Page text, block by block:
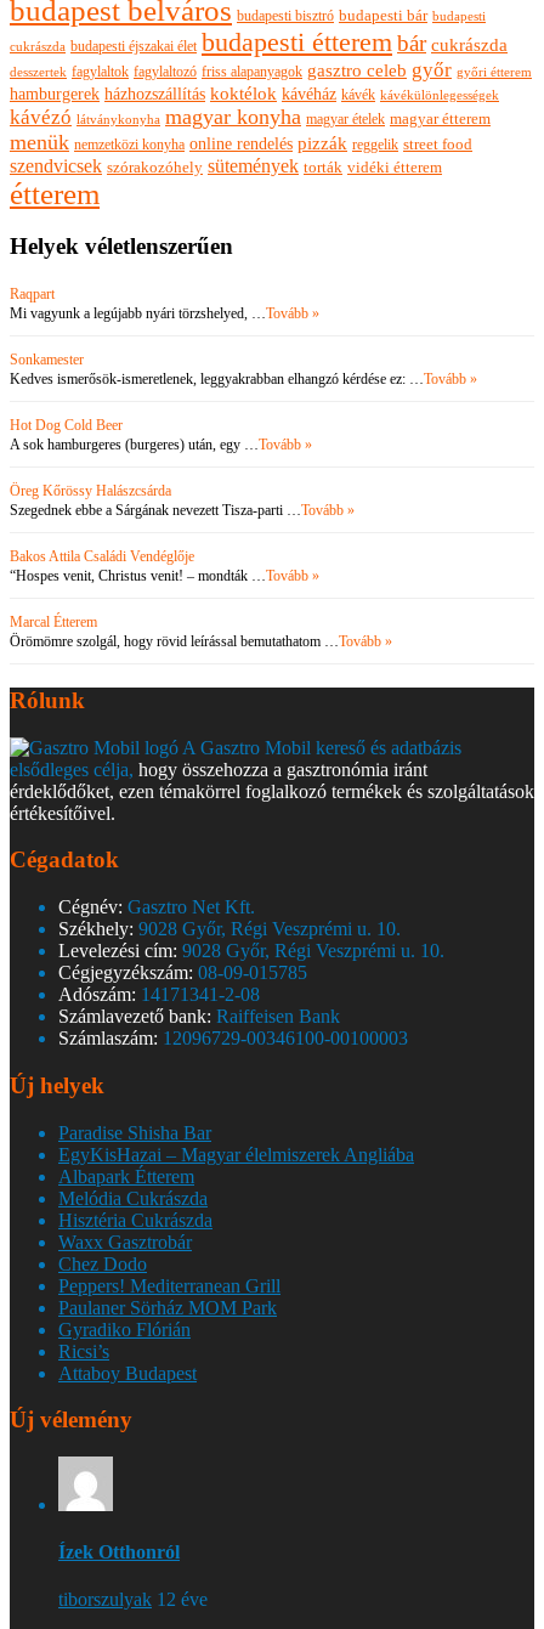
budapest belváros budapesti bisztró budapesti bár budapesti
cukrászda budapesti éjszakai élet budapesti étterem bár cukrászda
desszertek fagylaltok fagylaltozó friss alapanyagok gasztro celeb győr győri étterem
hamburgerek házhozszállítás koktélok kávéház kávék kávékülönlegességek
kávézó látványkonyha magyar konyha magyar ételek magyar étterem
menük nemzetközi konyha online rendelés pizzák reggelik street food
szendvicsek szórakozóhely sütemények torták vidéki étterem
étterem
Helyek véletlenszerűen
Raqpart
Mi vagyunk a legújabb nyári törzshelyed, …Tovább »
Sonkamester
Kedves ismerősök-ismeretlenek, leggyakrabban elhangzó kérdése ez: …Tovább »
Hot Dog Cold Beer
A sok hamburgeres (burgeres) után, egy …Tovább »
Öreg Kőrössy Halászcsárda
Szegednek ebbe a Sárgának nevezett Tisza-parti …Tovább »
Bakos Attila Családi Vendéglője
“Hospes venit, Christus venit! – mondták …Tovább »
Marcal Étterem
Örömömre szolgál, hogy rövid leírással bemutathatom …Tovább »
Rólunk
A Gasztro Mobil kereső és adatbázis
elsődleges célja, hogy összehozza a gasztronómia iránt
érdeklődőket, ezen témakörrel foglalkozó termékek és szolgáltatások
értékesítőivel.
Cégadatok
Cégnév: Gasztro Net Kft.
Székhely: 9028 Győr, Régi Veszprémi u. 10.
Levelezési cím: 9028 Győr, Régi Veszprémi u. 10.
Cégjegyzékszám: 08-09-015785
Adószám: 14171341-2-08
Számlavezető bank: Raiffeisen Bank
Számlaszám: 12096729-00346100-00100003
Új helyek
Paradise Shisha Bar
EgyKisHazai – Magyar élelmiszerek Angliába
Albapark Étterem
Melódia Cukrászda
Hisztéria Cukrászda
Waxx Gasztrobár
Chez Dodo
Peppers! Mediterranean Grill
Paulaner Sörház MOM Park
Gyradiko Flórián
Ricsi’s
Attaboy Budapest
Új vélemény
Ízek Otthonról
tiborszulyak 12 éve